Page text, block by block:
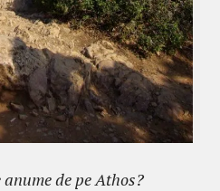
de pe Athos?